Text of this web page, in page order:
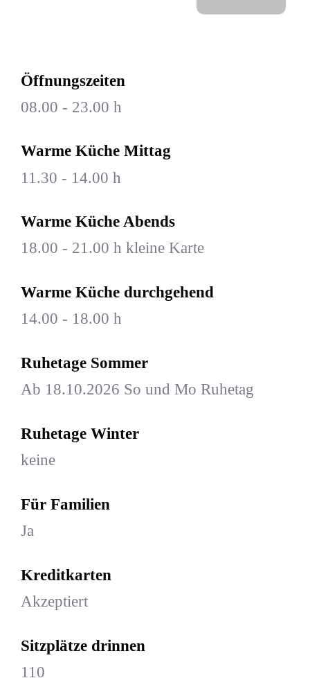
Öffnungszeiten
08.00 - 23.00 h
Warme Küche Mittag
11.30 - 14.00 h
Warme Küche Abends
18.00 - 21.00 h kleine Karte
Warme Küche durchgehend
14.00 - 18.00 h
Ruhetage Sommer
Ab 18.10.2026 So und Mo Ruhetag
Ruhetage Winter
keine
Für Familien
Ja
Kreditkarten
Akzeptiert
Sitzplätze drinnen
110